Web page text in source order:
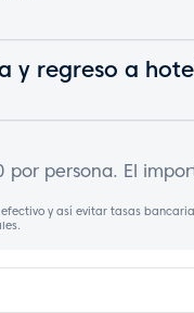
y regreso a
por persona. El
y así evitar tasas